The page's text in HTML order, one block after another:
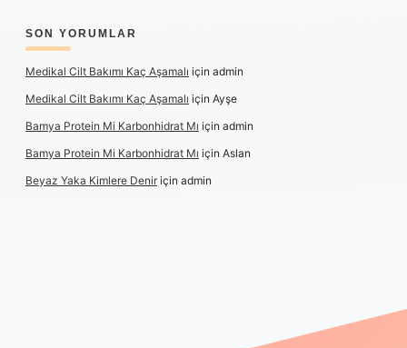
SON YORUMLAR
Medikal Cilt Bakımı Kaç Aşamalı için admin
Medikal Cilt Bakımı Kaç Aşamalı için Ayşe
Bamya Protein Mi Karbonhidrat Mı için admin
Bamya Protein Mi Karbonhidrat Mı için Aslan
Beyaz Yaka Kimlere Deniriçin admin